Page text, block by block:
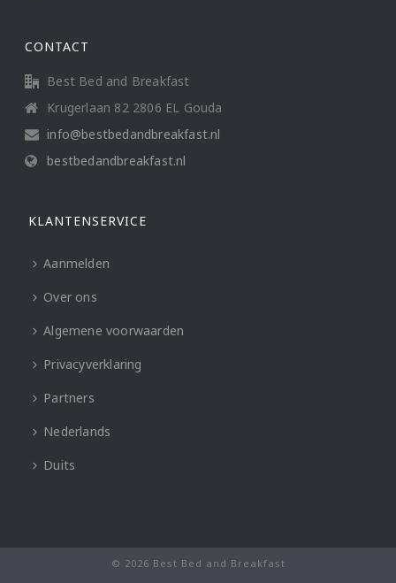
CONTACT
Best Bed and Breakfast
Krugerlaan 82 2806 EL Gouda
info@bestbedandbreakfast.nl
bestbedandbreakfast.nl
KLANTENSERVICE
Aanmelden
Over ons
Algemene voorwaarden
Privacyverklaring
Partners
Nederlands
Duits
© 2026 Best Bed and Breakfast